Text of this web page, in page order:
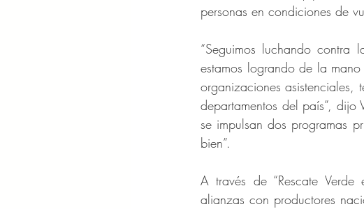
personas en condiciones de
“Seguimos luchando
estamos logrando de la
organizaciones
departamentos del país”,
se impulsan dos programas
bien”.
A través de “Rescate
alianzas con productores